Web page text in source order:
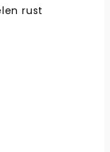
rust